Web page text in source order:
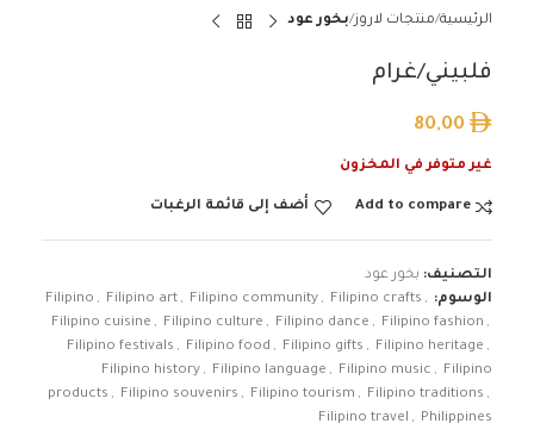
الرئيسية منتجات لاروز بخور عود
فلبيني/غرام
80,00
غير متوفر في المخزون
Add to compare أضف إلى قائمة الرغبات
التصنيف: بخور عود
الوسوم:
Filipino , Filipino art , Filipino community , Filipino crafts ,
Filipino cuisine , Filipino culture , Filipino dance , Filipino fashion ,
Filipino festivals , Filipino food , Filipino gifts , Filipino heritage ,
Filipino history , Filipino language , Filipino music , Filipino
products , Filipino souvenirs , Filipino tourism , Filipino traditions ,
Filipino travel , Philippines